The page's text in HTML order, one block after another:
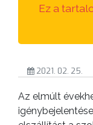
VÁROS
LAKOSSÁGI
INFORMÁCIÓK
Ez a
2021. 02. 25.
Az elmúlt